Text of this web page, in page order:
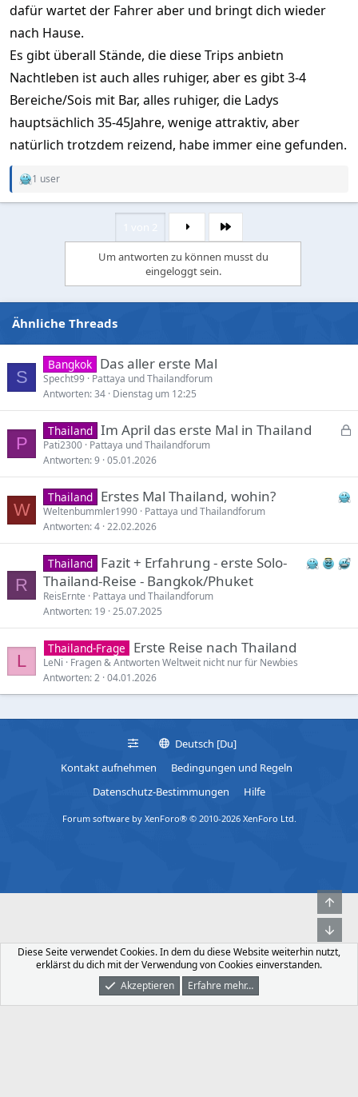
dafür wartet der Fahrer aber und bringt dich wieder
nach Hause.
Es gibt überall Stände, die diese Trips anbietn
Nachtleben ist auch alles ruhiger, aber es gibt 3-4
Bereiche/Sois mit Bar, alles ruhiger, die Ladys
hauptsächlich 35-45Jahre, wenige attraktiv, aber
natürlich trotzdem reizend, habe immer eine gefunden.
R
1 user
Letzte
Um antworten zu können musst du
eingeloggt sein.
Ähnliche Threads
S
Bangkok Das aller erste Mal
Specht99 Pattaya und Thailandforum
Antworten 34 Dienstag um 12:25
P
p
e
Thailand Im April das erste Mal in Thailand
Pati2300 Pattaya und Thailandforum
Antworten 9 05.01.2026
W
Thailand Erstes Mal Thailand, wohin?
Weltenbummler1990 Pattaya und Thailandforum
Antworten 4 22.02.2026
R
Thailand Fazit + Erfahrung - erste Solo-
Thailand-Reise - Bangkok/Phuket
ReisErnte
Pattaya und Thailandforum
Antworten 19 25.07.2025
L
Thailand-Frage Erste Reise nach Thailand
LeNi
Fragen & Antworten Weltweit nicht nur für Newbies
Antworten 2 04.01.2026
Deutsch [Du]
Kontakt aufnehmen
Bedingungen und Regeln
Datenschutz-Bestimmungen
Hilfe
Forum software by XenForo® © 2010-2026 XenForo Ltd.
Was Ist Neu Dunkler Modus Anmelden
Diese Seite verwendet Cookies. In dem du diese Website weiterhin nutzt,
erklärst du dich mit der Verwendung von Cookies einverstanden.
Akzeptieren
Erfahre mehr…